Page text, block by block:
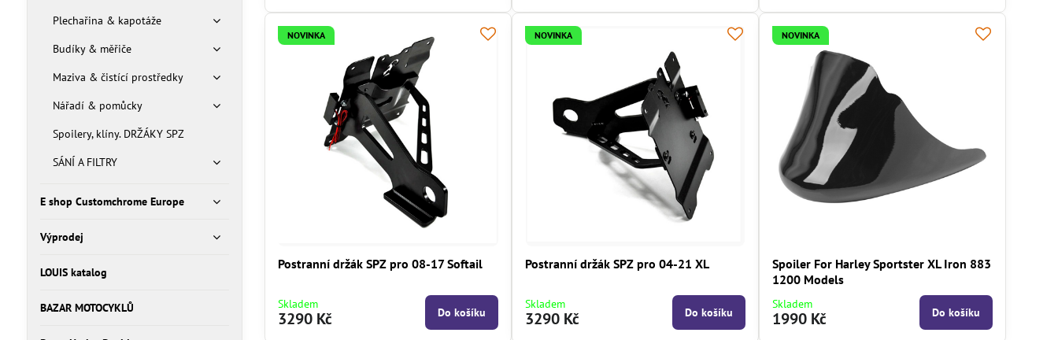
NOVINKA
Postranní držák SPZ pro 08-17 Softail
Skladem
3290 Kč Do košíku
NOVINKA
Postranní držák SPZ pro 04-21 XL
Skladem
3290 Kč Do košíku
NOVINKA
Spoiler For Harley Sportster XL Iron 883
1200 Models
Skladem
1990 Kč Do košíku
Plechařina & kapotáže
Budíky & měřiče
Maziva & čistící prostředky
Nářadí & pomůcky
Spoilery, klíny. DRŽÁKY SPZ
SÁNÍ A FILTRY
E shop Customchrome Europe
Výprodej
LOUIS katalog
BAZAR MOTOCYKLŮ